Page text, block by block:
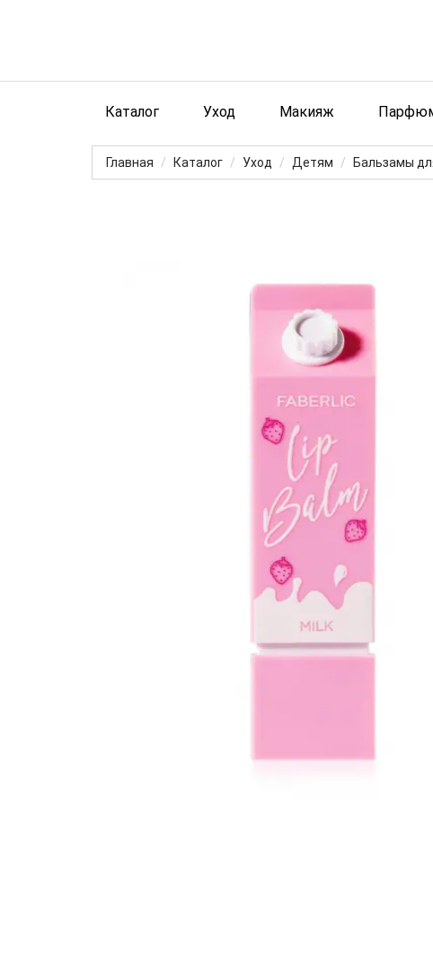
Каталог Уход Макияж
Главная Каталог Уход Детям Бальзамы